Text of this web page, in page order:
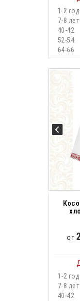
1-2
7-8 лет
40-42
52-54
64-66
от
1-2
7-8 лет
40-42